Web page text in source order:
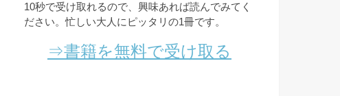
10秒で受け取れるので、興味あれば読んでみてく
ださい。忙しい大人にピッタリの1冊です。
⇒書籍を無料で受け取る